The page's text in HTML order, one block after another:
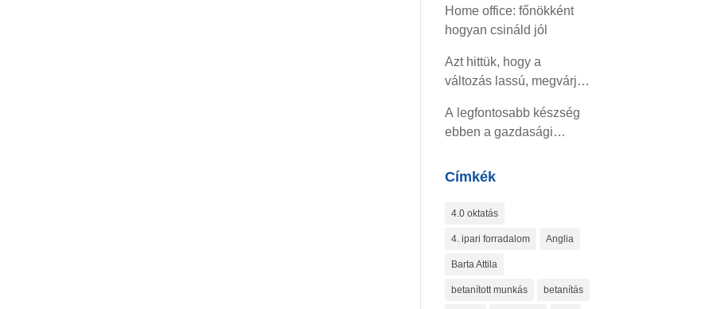
Home office: főnökként
hogyan csináld jól
Azt hittük, hogy a
változás lassú, megvárja,
A legfontosabb készség
ebben a gazdasági
Címkék
4.0 oktatás
4. ipari forradalom Anglia
Barta Attila
betanított munkás betanítás